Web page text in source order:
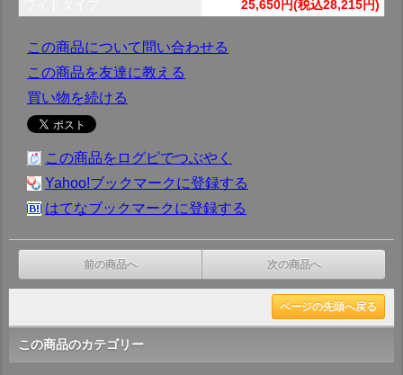
25,650円(税込28,215円)
この商品について問い合わせる
この商品を友達に教える
買い物を続ける
この商品をログピでつぶやく
Yahoo!ブックマークに登録する
はてなブックマークに登録する
前の商品へ 次の商品へ
ページの先頭へ戻る
この商品のカテゴリー